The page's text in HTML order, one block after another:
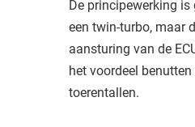
De principewerking
een twin-turbo, maar
aansturing van de
het voordeel
toerentallen.